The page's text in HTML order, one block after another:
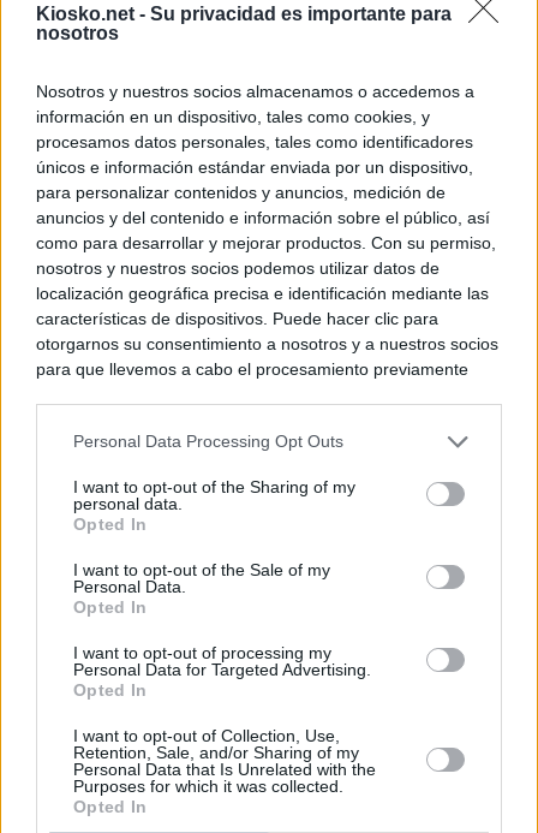
Kiosko.net - Su privacidad es importante para
nosotros
Nosotros y nuestros socios almacenamos o accedemos a
información en un dispositivo, tales como cookies, y
procesamos datos personales, tales como identificadores
únicos e información estándar enviada por un dispositivo,
para personalizar contenidos y anuncios, medición de
anuncios y del contenido e información sobre el público, así
como para desarrollar y mejorar productos. Con su permiso,
nosotros y nuestros socios podemos utilizar datos de
localización geográfica precisa e identificación mediante las
características de dispositivos. Puede hacer clic para
otorgarnos su consentimiento a nosotros y a nuestros socios
para que llevemos a cabo el procesamiento previamente
negar su consentimiento. Tenga en cuenta que algún
de su consentimiento, pero usted tiene el derecho de
rechazar tal procesamiento. Sus preferencias se aplicarán
cualquier momento entrando de nuevo en este sitio web o
visitando nuestra política de privacidad.
Personal Data Processing Opt Outs
I want to opt-out of the Sharing of my
personal data.
Opted In
I want to opt-out of the Sale of my
Personal Data.
Opted In
I want to opt-out of processing my
Personal Data for Targeted Advertising.
Opted In
I want to opt-out of Collection, Use,
Retention, Sale, and/or Sharing of my
Personal Data that Is Unrelated with the
Purposes for which it was collected.
Opted In